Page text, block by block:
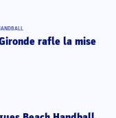
rafle la mise